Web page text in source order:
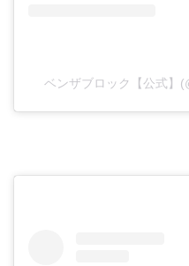
ベンザブロック【公式】